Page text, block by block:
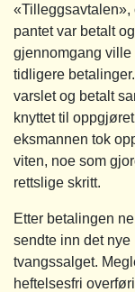
«Tilleggsavtalen»,
pantet var betalt
gjennomgang ville
tidligere
varslet og betalt
knyttet til
eksmannen tok
viten, noe som
rettslige skritt.
Etter betalingen
sendte inn det
tvangssalget.
heftelsesfri